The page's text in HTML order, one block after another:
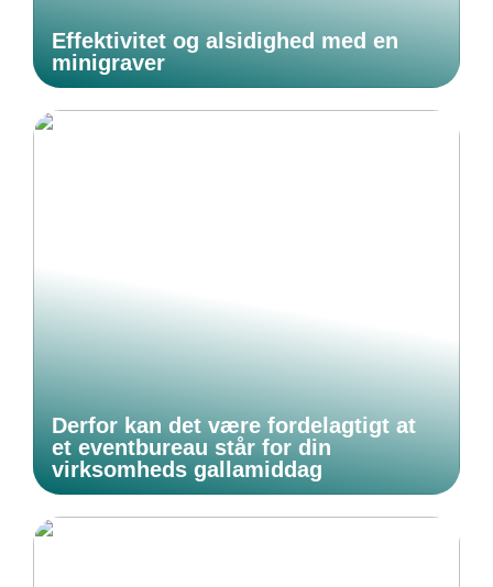
Effektivitet og alsidighed med en
minigraver
Derfor kan det være fordelagtigt at
et eventbureau står for din
virksomheds gallamiddag